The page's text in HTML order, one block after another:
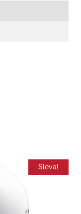
Sleva!